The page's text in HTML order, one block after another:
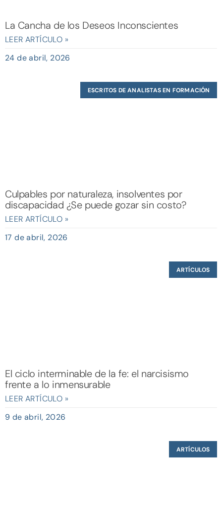
La Cancha de los Deseos Inconscientes
LEER ARTÍCULO »
24 de abril, 2026
ESCRITOS DE ANALISTAS EN FORMACIÓN
Culpables por naturaleza, insolventes por
discapacidad ¿Se puede gozar sin costo?
LEER ARTÍCULO »
17 de abril, 2026
ARTÍCULOS
El ciclo interminable de la fe: el narcisismo
frente a lo inmensurable
LEER ARTÍCULO »
9 de abril, 2026
ARTÍCULOS